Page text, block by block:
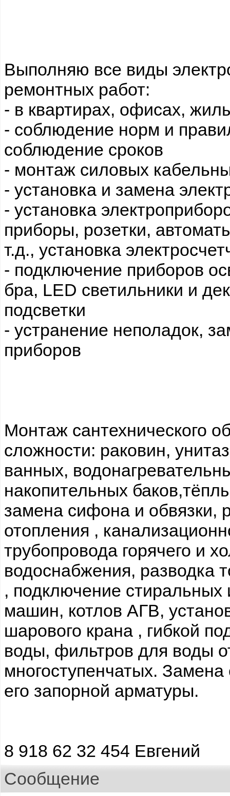
Выполняю все виды
ремонтных работ:
- в квартирах, офисах,
- соблюдение норм и
соблюдение сроков
- монтаж силовых
- установка и замена
- установка
приборы, розетки,
т.д., установка
- подключение приборов
бра, LED светильники и
подсветки
- устранение неполадок,
приборов
Монтаж cантехнического
сложности: раковин,
ванных,
накопительных
замена сифона и обвязки,
отопления ,
трубопровода горячего и
водоснабжения, разводка
, подключение
машин, котлов АГВ,
шарового крана , гибкой
воды, фильтров для воды
многоступенчатых. Замена
его запорной арматуры.
8 918 62 32 454 Евгений
Сообщение